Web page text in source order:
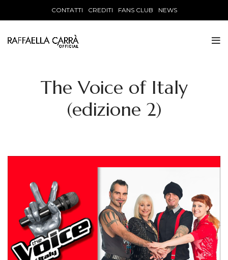
CONTATTI CREDITI FANS CLUB NEWS
The Voice of Italy
(edizione 2)